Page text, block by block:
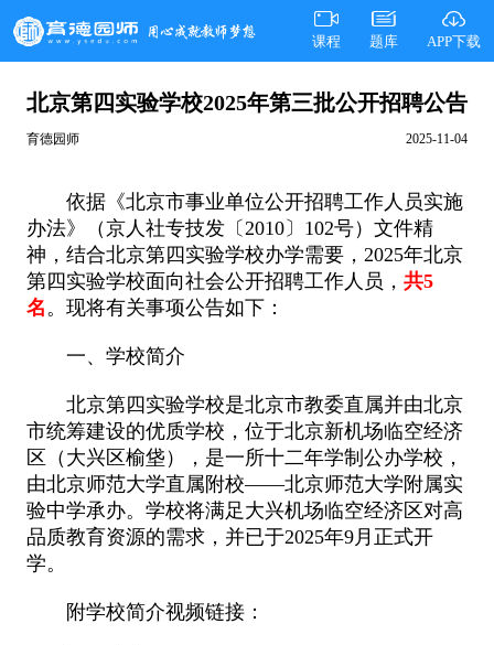
课程 题库 APP下载
北京第四实验学校2025年第三批公开招聘公告
育德园师 2025-11-04
依据《北京市事业单位公开招聘工作人员实施
办法》（京人社专技发〔2010〕102号）文件精
神，结合北京第四实验学校办学需要，2025年北京
第四实验学校面向社会公开招聘工作人员， 共5
名 。现将有关事项公告如下：
一、学校简介
北京第四实验学校是北京市教委直属并由北京
市统筹建设的优质学校，位于北京新机场临空经济
区（大兴区榆垡），是一所十二年学制公办学校，
由北京师范大学直属附校——北京师范大学附属实
验中学承办。学校将满足大兴机场临空经济区对高
品质教育资源的需求，并已于2025年9月正式开
学。
附学校简介视频链接：